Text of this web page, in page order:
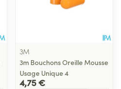
3M
3m Bouchons Oreille Mousse
Usage Unique 4
4,75 €